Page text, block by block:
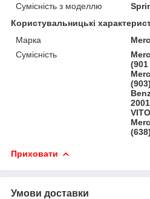
Сумісність з моделлю
Користувальницькі
Марка
Сумісність
(901
Приховати
Умови доставки